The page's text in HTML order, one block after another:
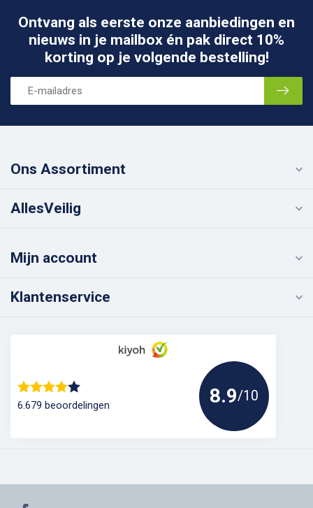
Ontvang als eerste onze aanbiedingen en
nieuws in je mailbox én pak direct 10%
korting op je volgende bestelling!
Ons Assortiment
AllesVeilig
Mijn account
Klantenservice
6.679 beoordelingen 8.9/10